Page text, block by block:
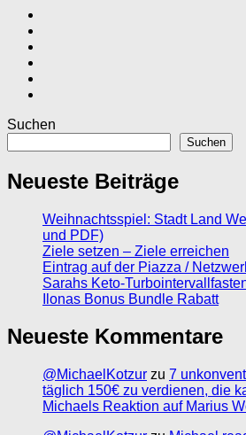
Suchen
Suchen
Neueste Beiträge
Weihnachtsspiel: Stadt Land
und PDF)
Ziele setzen – Ziele erreichen
Eintrag auf der Piazza /
Sarahs Keto-
Ilonas Bonus Bundle Rabatt
Neueste Kommentare
@MichaelKotzur zu 7
täglich 150€ zu verdienen, die
Michaels Reaktion auf Marius